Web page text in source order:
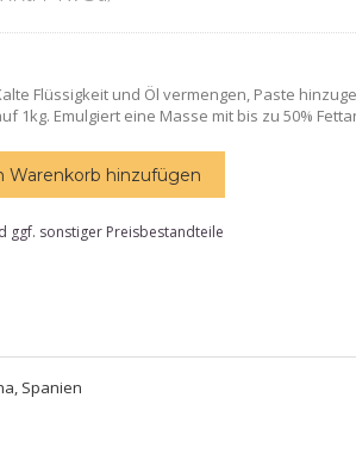
Flüssigkeit und Öl vermengen, Paste
1kg. Emulgiert eine Masse mit bis zu 50%
Warenkorb hinzufügen
ggf. sonstiger Preisbestandteile
Spanien